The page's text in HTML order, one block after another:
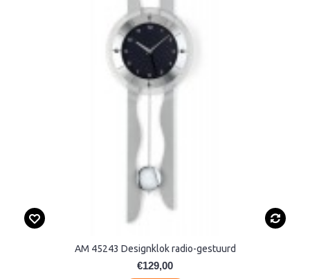
AM 45243 Designklok radio-gestuurd
€129,00